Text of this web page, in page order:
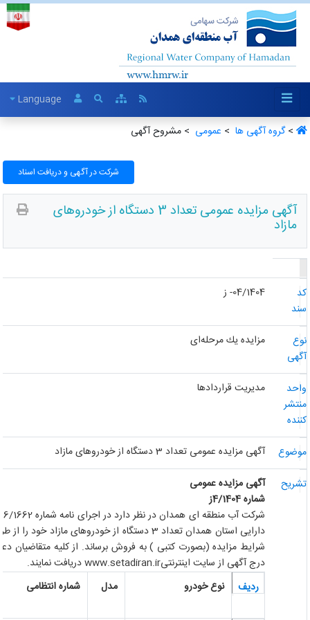
Language
>گروه آگهی ها ‏>عمومی ‏> مشروح آگهی
شرکت در آگهی و دریافت اسناد
آگهی مزایده عمومی تعداد 3 دستگاه از خودروهای
مازاد
04/1404- ز
مزایده یك مرحله‌ای
مدیریت قراردادها
آگهی مزایده عمومی تعداد 3 دستگاه از خودروهای مازاد
آگهی مزایده عمومی
شماره 4/1404ز
شرکت آب منطقه ای همدان در نظر دارد در اجرای نامه شماره1662/116 مورخ
دارایی استان همدان تعداد 3 دستگاه از خودروهای
شرایط مزایده (بصورت کتبی ) به فروش برساند. از کلیه متقاضیان
درج آگهی از سایت اینترنتیwww.setadiran.irدریافت نمایند.
ردیف
نوع خودرو مدل شماره انتظامی